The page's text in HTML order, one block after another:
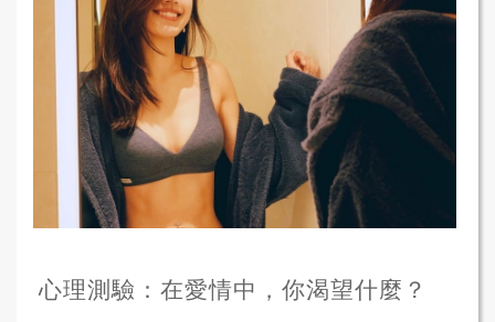
心理測驗：在愛情中，你渴望什麼？